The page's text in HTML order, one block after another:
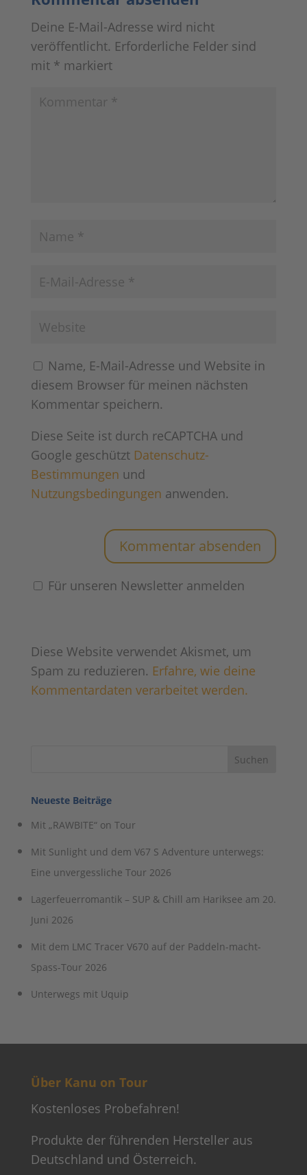
Deine E-Mail-Adresse wird nicht
veröffentlicht. Erforderliche Felder sind
mit * markiert
Name, E-Mail-Adresse und Website in
diesem Browser für meinen nächsten
Kommentar speichern.
Diese Seite ist durch reCAPTCHA und
Google geschützt Datenschutz-
Bestimmungen und
Nutzungsbedingungen anwenden.
Für unseren Newsletter anmelden
Diese Website verwendet Akismet, um
Spam zu reduzieren. Erfahre, wie deine
Kommentardaten verarbeitet werden.
Neueste Beiträge
Mit „RAWBITE“ on Tour
Mit Sunlight und dem V67 S Adventure unterwegs:
Eine unvergessliche Tour 2026
Lagerfeuerromantik – SUP & Chill am Hariksee am 20.
Juni 2026
Mit dem LMC Tracer V670 auf der Paddeln-macht-
Spass-Tour 2026
Unterwegs mit Uquip
Über Kanu on Tour
Kostenloses Probefahren!
Produkte der führenden Hersteller aus
Deutschland und Österreich.